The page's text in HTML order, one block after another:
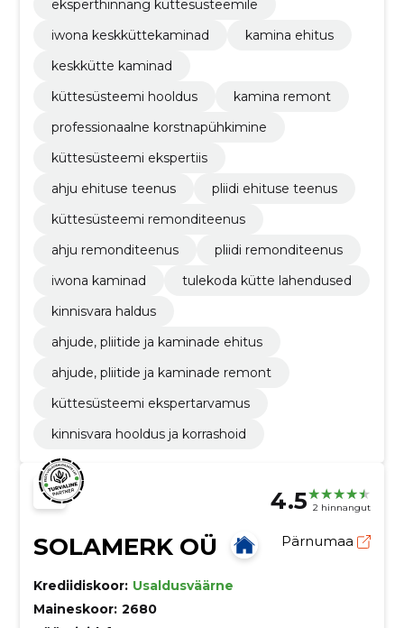
eksperthinnang küttesüsteemile
iwona keskküttekaminad
kamina ehitus
keskkütte kaminad
küttesüsteemi hooldus
kamina remont
professionaalne korstnapühkimine
küttesüsteemi ekspertiis
ahju ehituse teenus
pliidi ehituse teenus
küttesüsteemi remonditeenus
ahju remonditeenus
pliidi remonditeenus
iwona kaminad
tulekoda kütte lahendused
kinnisvara haldus
ahjude, pliitide ja kaminade ehitus
ahjude, pliitide ja kaminade remont
küttesüsteemi ekspertarvamus
kinnisvara hooldus ja korrashoid
4.5 2 hinnangut
SOLAMERK OÜ Pärnumaa
Krediidiskoor: Usaldusväärne
Maineskoor: 2680